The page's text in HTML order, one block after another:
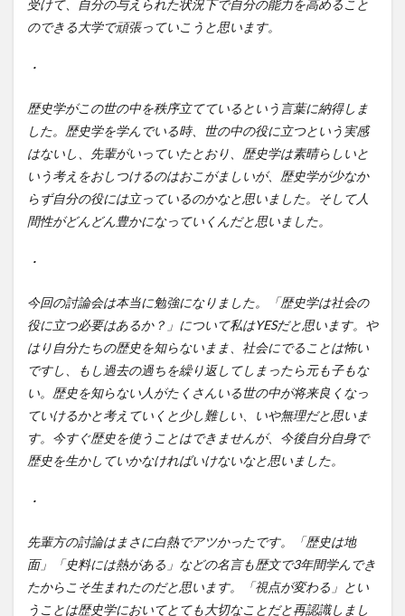
受けて、自分の与えられた状況下で自分の能力を高めること
のできる大学で頑張っていこうと思います。
・
歴史学がこの世の中を秩序立てているという言葉に納得しま
した。歴史学を学んでいる時、世の中の役に立つという実感
はないし、先輩がいっていたとおり、歴史学は素晴らしいと
いう考えをおしつけるのはおこがましいが、歴史学が少なか
らず自分の役には立っているのかなと思いました。そして人
間性がどんどん豊かになっていくんだと思いました。
・
今回の討論会は本当に勉強になりました。「歴史学は社会の
役に立つ必要はあるか？」について私はYESだと思います。や
はり自分たちの歴史を知らないまま、社会にでることは怖い
ですし、もし過去の過ちを繰り返してしまったら元も子もな
い。歴史を知らない人がたくさんいる世の中が将来良くなっ
ていけるかと考えていくと少し難しい、いや無理だと思いま
す。今すぐ歴史を使うことはできませんが、今後自分自身で
歴史を生かしていかなければいけないなと思いました。
・
先輩方の討論はまさに白熱でアツかったです。「歴史は地
面」「史料には熱がある」などの名言も歴文で3年間学んでき
たからこそ生まれたのだと思います。「視点が変わる」とい
うことは歴史学においてとても大切なことだと再認識しまし